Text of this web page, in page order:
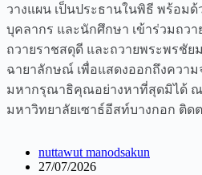
วางแผน เป็นประธานในพิธี พร้อม
บุคลากร และนักศึกษา เข้าร่วมถว
ถวายราชสดุดี และถวายพระพรชัย
ฉายาลักษณ์ เพื่อแสดงออกถึงควา
มหากรุณาธิคุณอย่างหาที่สุดมิได้ ณ
มหาวิทยาลัยเซาธ์อีสท์บางกอก ติด
nuttawut manodsakun
27/07/2026